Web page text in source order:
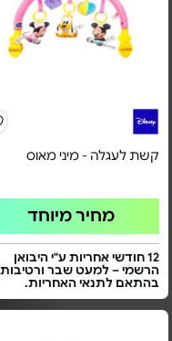
קשת לעגלה - מיני מאוס
מחיר מיוחד
12 חודשי אחריות ע"י היבואן
הרשמי – למעט שבר
בהתאם לתנאי האחריות.